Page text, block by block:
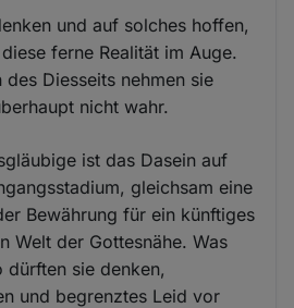
und auf solches hoffen,
ferne Realität im Auge.
Diesseits nehmen sie
nicht wahr.
ist das Dasein auf
gleichsam eine
Bewährung für ein künftiges
Welt der Gottesnähe. Was
dürften sie denken,
und begrenztes Leid vor